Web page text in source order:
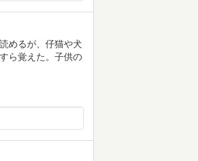
めるが、仔猫や犬
ら覚えた。子供の